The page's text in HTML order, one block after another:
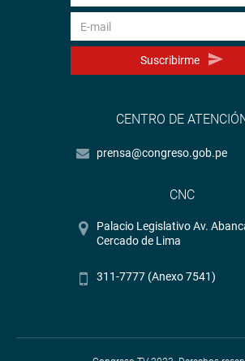
Suscribirme
CENTRO DE
prensa@congreso.gob.pe
CNC
Palacio Legislativo Av.
Cercado de Lima
311-7777 (Anexo 7541)